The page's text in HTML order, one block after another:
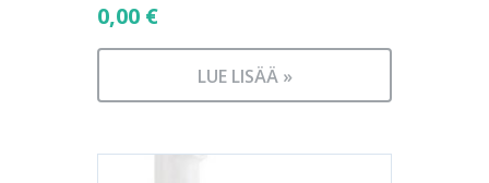
0,00 €
LUE LISÄÄ »